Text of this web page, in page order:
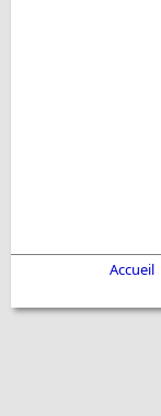
Accueil